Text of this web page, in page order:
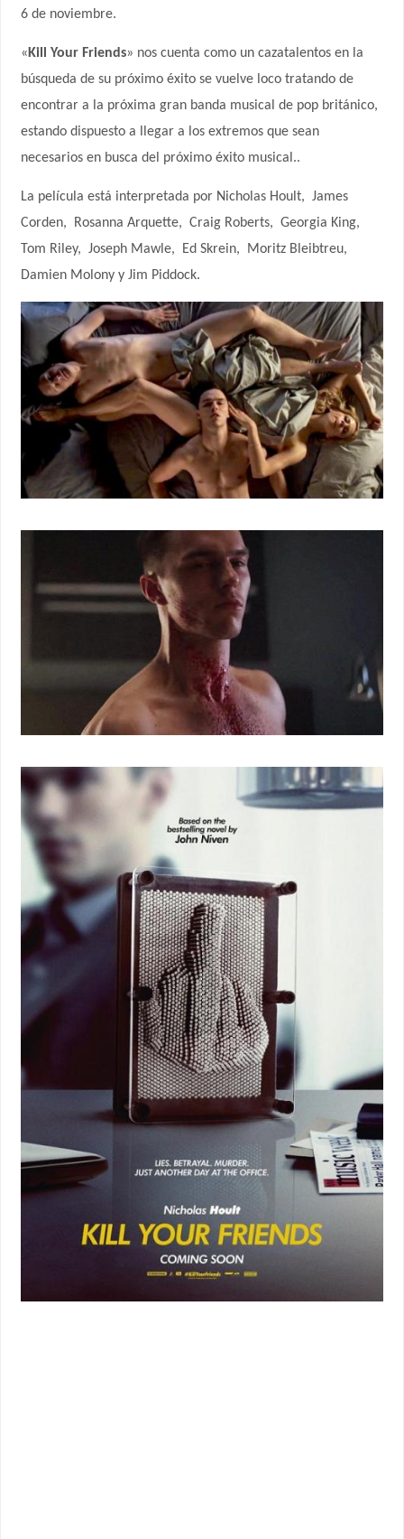
6 de noviembre.
«Kill Your Friends» nos cuenta como un cazatalentos en la
búsqueda de su próximo éxito se vuelve loco tratando de
encontrar a la próxima gran banda musical de pop británico,
estando dispuesto a llegar a los extremos que sean
necesarios en busca del próximo éxito musical..
La película está interpretada por Nicholas Hoult, James
Corden,
Rosanna Arquette, Craig Roberts, Georgia King,
Tom Riley, Joseph Mawle, Ed Skrein,
Moritz Bleibtreu,
Damien Molony y Jim Piddock.